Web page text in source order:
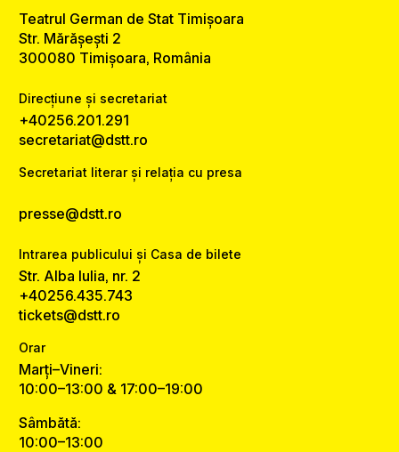
Teatrul German de Stat Timișoara
Str. Mărășești 2
300080 Timișoara, România
Direcțiune și secretariat
+40256.201.291
secretariat@dstt.ro
Secretariat literar și relația cu presa
presse@dstt.ro
Intrarea publicului și Casa de bilete
Str. Alba Iulia, nr. 2
+40256.435.743
tickets@dstt.ro
Orar
Marți–Vineri:
10:00–13:00 & 17:00–19:00
Sâmbătă:
10:00–13:00